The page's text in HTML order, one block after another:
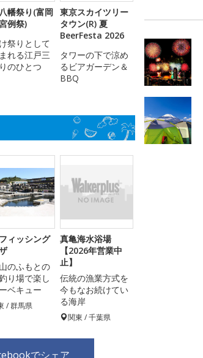
幡祭り(富岡
例祭)
祭りとして
れる江戸三
のひとつ
東京スカイツリー
タウン(R) 夏
BeerFesta 2026
タワーの下で涼め
るビアガーデン＆
BBQ
ィッシング
のふもとの
り場で楽し
ベキュー
/ 群馬県
真亀海水浴場
【2026年営業中
止】
伝統の漁業方式を
今もなお続けてい
る海岸
関東 / 千葉県
でシェア